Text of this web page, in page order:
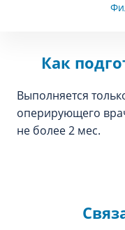
Как
Выполняется
оперирующего
не более 2 мес.